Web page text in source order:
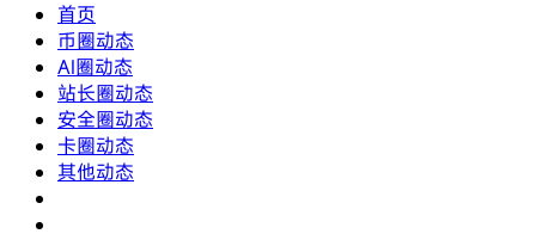
首页
币圈动态
AI圈动态
站长圈动态
安全圈动态
卡圈动态
其他动态